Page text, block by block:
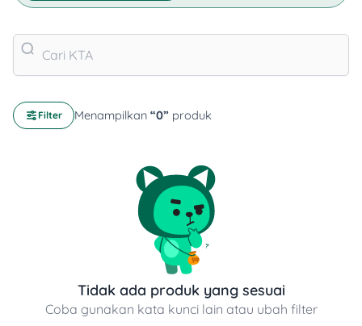
Filter Menampilkan “0” produk
Tidak ada produk yang sesuai
Coba gunakan kata kunci lain atau ubah filter